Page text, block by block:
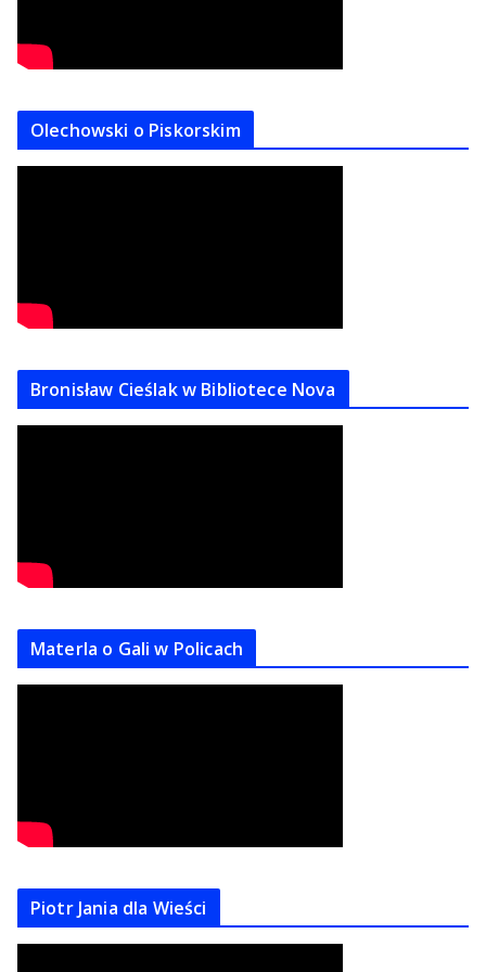
Olechowski o Piskorskim
Bronisław Cieślak w Bibliotece Nova
Materla o Gali w Policach
Piotr Jania dla Wieści